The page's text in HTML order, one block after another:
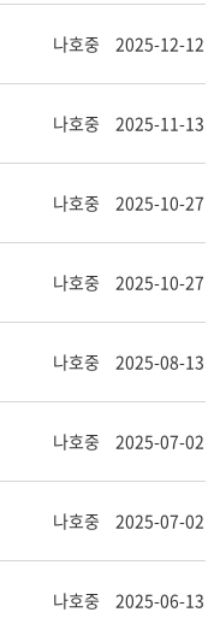
나호중 2025-12-12
나호중 2025-11-13
나호중 2025-10-27
나호중 2025-10-27
나호중 2025-08-13
나호중 2025-07-02
나호중 2025-07-02
나호중 2025-06-13